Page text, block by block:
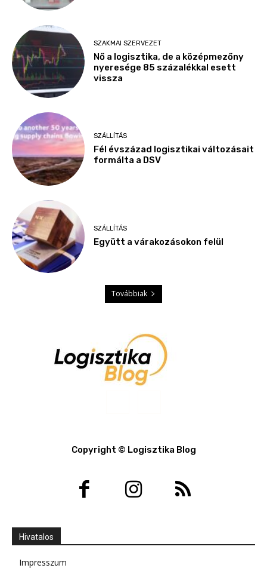
SZAKMAI SZERVEZET
Nő a logisztika, de a középmezőny
nyeresége 85 százalékkal esett
vissza
SZÁLLÍTÁS
Fél évszázad logisztikai változásait
formálta a DSV
SZÁLLÍTÁS
Együtt a várakozásokon felül
Továbbiak
Copyright © Logisztika Blog
Hivatalos
Impresszum